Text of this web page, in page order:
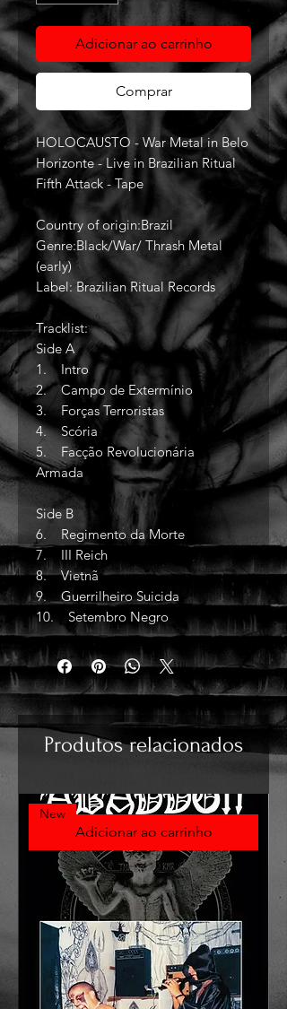
Adicionar ao carrinho
Comprar
HOLOCAUSTO - War Metal in Belo
Horizonte - Live in Brazilian Ritual
Fifth Attack - Tape
Country of origin:Brazil
Genre:Black/War/ Thrash Metal
(early)
Label: Brazilian Ritual Records
Tracklist:
Side A
1. Intro
2. Campo de Extermínio
3. Forças Terroristas
4. Scória
5. Facção Revolucionária
Armada
Side B
6. Regimento da Morte
7. III Reich
8. Vietnã
9. Guerrilheiro Suicida
10. Setembro Negro
Produtos relacionados
Adicionar ao carrinho
New